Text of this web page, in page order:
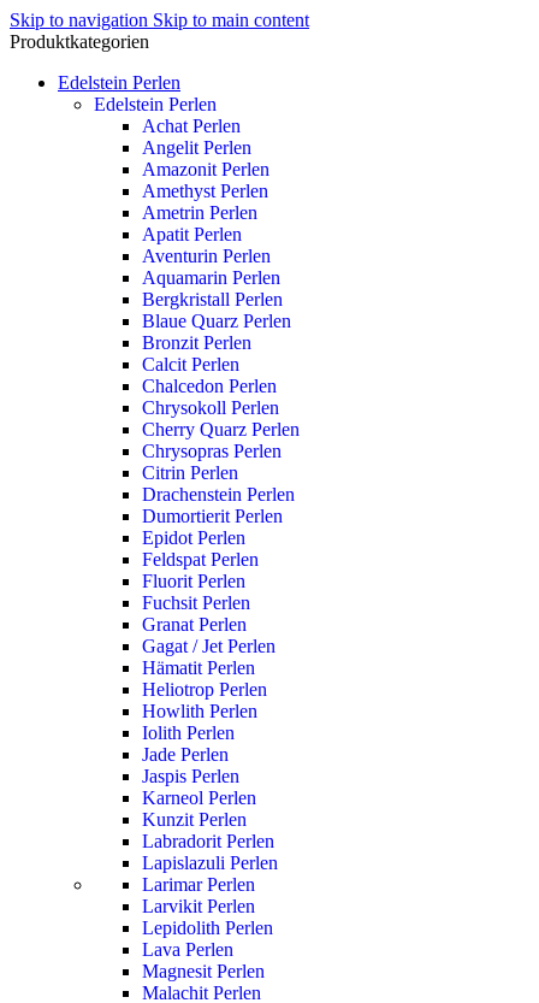
Skip to navigation Skip to main content
Produktkategorien
Edelstein Perlen
Edelstein Perlen
Achat Perlen
Angelit Perlen
Amazonit Perlen
Amethyst Perlen
Ametrin Perlen
Apatit Perlen
Aventurin Perlen
Aquamarin Perlen
Bergkristall Perlen
Blaue Quarz Perlen
Bronzit Perlen
Calcit Perlen
Chalcedon Perlen
Chrysokoll Perlen
Cherry Quarz Perlen
Chrysopras Perlen
Citrin Perlen
Drachenstein Perlen
Dumortierit Perlen
Epidot Perlen
Feldspat Perlen
Fluorit Perlen
Fuchsit Perlen
Granat Perlen
Gagat / Jet Perlen
Hämatit Perlen
Heliotrop Perlen
Howlith Perlen
Iolith Perlen
Jade Perlen
Jaspis Perlen
Karneol Perlen
Kunzit Perlen
Labradorit Perlen
Lapislazuli Perlen
Larimar Perlen
Larvikit Perlen
Lepidolith Perlen
Lava Perlen
Magnesit Perlen
Malachit Perlen